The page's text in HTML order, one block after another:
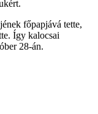
főpapjává tette,
Így kalocsai
28-án.